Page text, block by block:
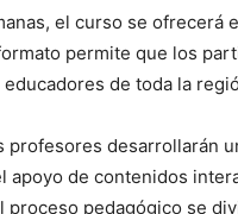
el curso se ofrecerá
permite que los
de toda la
profesores desarrollarán
apoyo de contenidos
proceso pedagógico se